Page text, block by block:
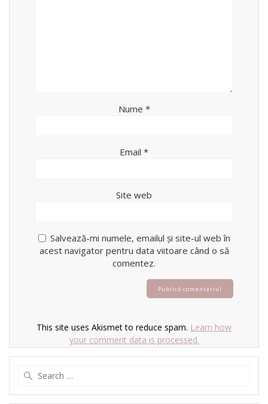
Nume *
Email *
Site web
Salvează-mi numele, emailul și site-ul web în
acest navigator pentru data viitoare când o să
comentez.
This site uses Akismet to reduce spam. Learn how
your comment data is processed.